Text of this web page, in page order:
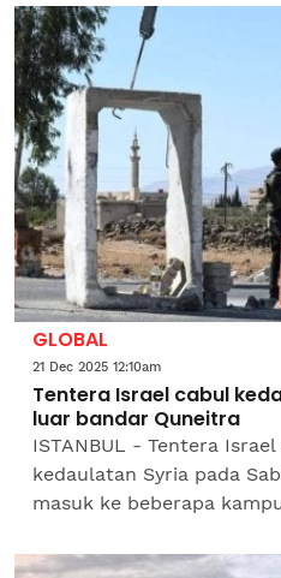
GLOBAL
21 Dec 2025 12:10am
Tentera Israel cabul
luar bandar Quneitra
ISTANBUL - Tentera
kedaulatan Syria pada
masuk ke beberapa
serta membina...